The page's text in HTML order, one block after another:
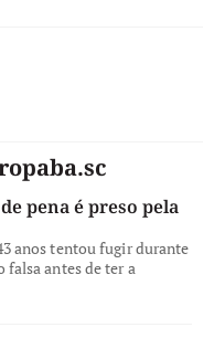
pena é preso pela
anos tentou fugir durante
antes de ter a